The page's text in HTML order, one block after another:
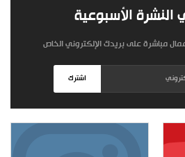
الأسبوعية
مباشرة على بريدك الإلكتروني الخاص
اشترك